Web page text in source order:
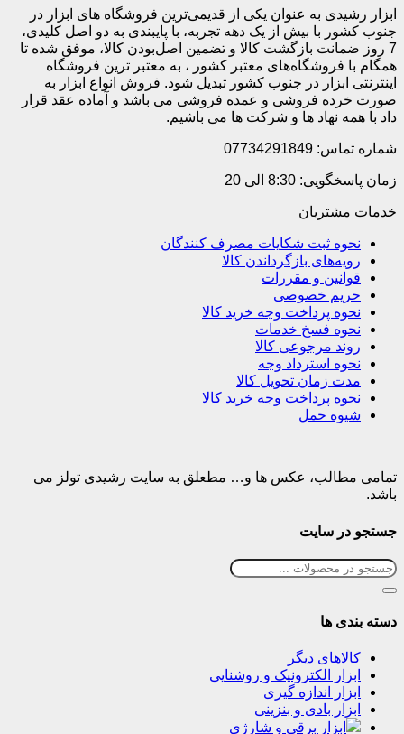
ابزار رشیدی به عنوان یکی از قدیمی‌ترین فروشگاه های ابزار در
جنوب کشور با بیش از یک دهه تجربه، با پایبندی به دو اصل کلیدی،
7 روز ضمانت بازگشت کالا و تضمین اصل‌بودن کالا، موفق شده تا
همگام با فروشگاه‌های معتبر کشور ، به معتبر ترین فروشگاه
اینترنتی ابزار در جنوب کشور تبدیل شود. فروش انواع ابزار به
صورت خرده فروشی و عمده فروشی می باشد و آماده عقد قرار
داد با همه نهاد ها و شرکت ها می باشیم.
شماره تماس: 07734291849
زمان پاسخگویی: 8:30 الی 20
خدمات مشتریان
نحوه ثبت شکایات مصرف کنندگان
رویه‌های بازگرداندن کالا
قوانین و مقررات
حریم خصوصی
نحوه پرداخت وجه خرید کالا
نحوه فسخ خدمات
روند مرجوعی کالا
نحوه استرداد وجه
مدت زمان تحویل کالا
نحوه پرداخت وجه خرید کالا
شیوه حمل
تمامی مطالب، عکس ها و… مطعلق به سایت رشیدی تولز می
باشد.
جستجو در سایت
دسته بندی ها
کالاهای دیگر
ابزار الکترونیک و روشنایی
ابزار اندازه گیری
ابزار بادی و بنزینی
ابزار برقی و شارژی